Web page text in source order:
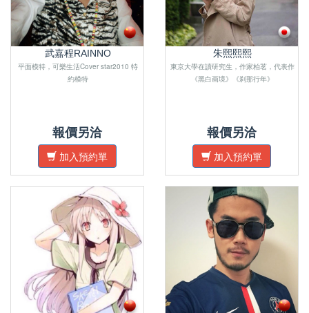
武嘉程RAINNO
平面模特，可樂生活Cover star2010 特
約模特
報價另洽
加入預約單
朱熙熙熙
東京大學在讀研究生，作家柏茗，代表作
《黑白画境》《刹那行年》
報價另洽
加入預約單